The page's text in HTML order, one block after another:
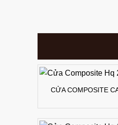
CỬA COMPOSITE